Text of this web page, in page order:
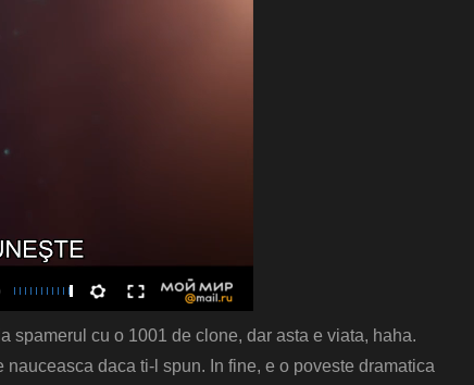
spamerul cu o 1001 de clone, dar asta e viata, haha.
daca ti-l spun. In fine, e o poveste dramatica